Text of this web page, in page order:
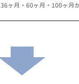
月・60ヶ月・100ヶ月か